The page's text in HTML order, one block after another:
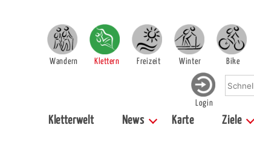
Wandern Klettern Freizeit Winter Bike
Login
Kletterwelt News Karte Ziele